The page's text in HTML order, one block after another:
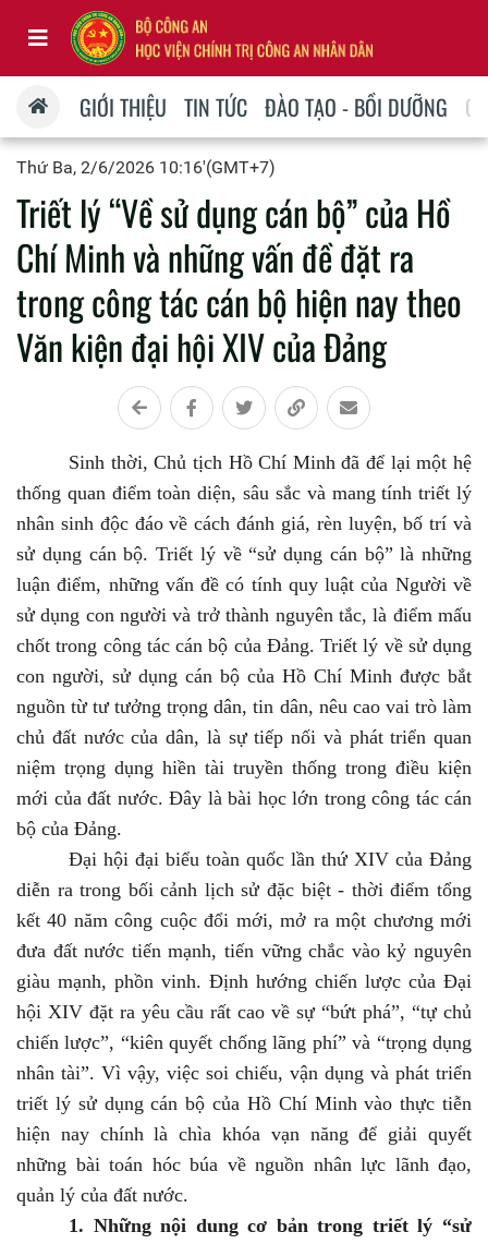
GIỚI THIỆU TIN TỨC ĐÀO TẠO - BỒI DƯỠNG
Thứ Ba, 2/6/2026 10:16'(GMT+7)
Triết lý “Về sử dụng cán bộ” của Hồ
Chí Minh và những vấn đề đặt ra
trong công tác cán bộ hiện nay theo
Văn kiện đại hội XIV của Đảng
Sinh thời, Chủ tịch Hồ Chí Minh đã để lại một hệ
thống quan điểm toàn diện, sâu sắc và mang tính triết lý
nhân sinh độc đáo về cách đánh giá, rèn luyện, bố trí và
sử dụng cán bộ. Triết lý về “sử dụng cán bộ” là những
luận điểm, những vấn đề có tính quy luật của Người về
sử dụng con người và trở thành nguyên tắc, là điểm mấu
chốt trong công tác cán bộ của Đảng. Triết lý về sử dụng
con người, sử dụng cán bộ của Hồ Chí Minh được bắt
nguồn từ tư tưởng trọng dân, tin dân, nêu cao vai trò làm
chủ đất nước của dân, là sự tiếp nối và phát triển quan
niệm trọng dụng hiền tài truyền thống trong điều kiện
mới của đất nước. Đây là bài học lớn trong công tác cán
bộ của Đảng.
Đại hội đại biểu toàn quốc lần thứ XIV của Đảng
diễn ra trong bối cảnh lịch sử đặc biệt- thời điểm tổng
kết 40 năm công cuộcđổi mới, mở ra một chương mới
đưa đất nước tiến mạnh, tiến vững chắc vào kỷ nguyên
giàu mạnh, phồn vinh. Định hướng chiến lược của Đại
hội XIV đặt ra yêu cầu rất cao về sự “bứt phá”, “tự chủ
chiến lược”, “kiên quyết chống lãng phí” và “trọng dụng
nhân tài”. Vì vậy, việc soi chiếu, vận dụng và phát triển
triết lý sử dụng cán bộ của Hồ Chí Minh vào thực tiễn
hiện nay chính là chìa khóa vạn năng để giải quyết
những bài toán hóc búa về nguồn nhân lực lãnh đạo,
quản lý của đất nước.
1. Những nội dung cơ bản trong triết lý “sử